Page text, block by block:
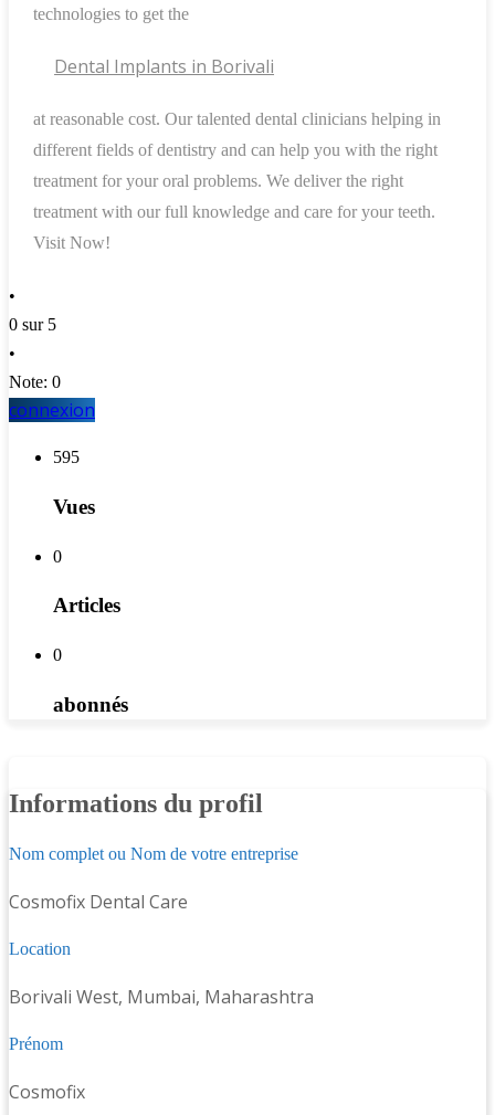
technologies to get the
Dental Implants in Borivali
at reasonable cost. Our talented dental clinicians helping in
different fields of dentistry and can help you with the right
treatment for your oral problems. We deliver the right
treatment with our full knowledge and care for your teeth.
Visit Now!
•
0 sur 5
•
Note: 0
connexion
595
Vues
0
Articles
0
abonnés
Informations du profil
Nom complet ou Nom de votre entreprise
Cosmofix Dental Care
Location
Borivali West, Mumbai, Maharashtra
Prénom
Cosmofix